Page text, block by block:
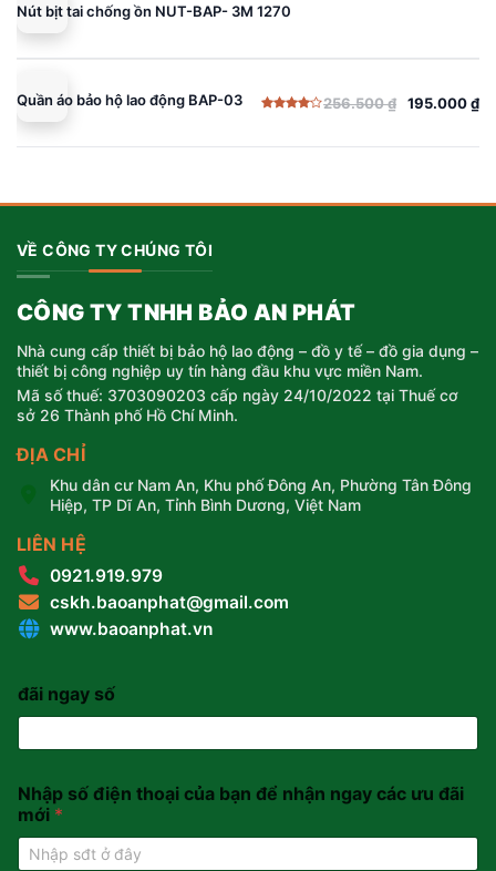
195.000 ₫.
Nút bịt tai chống ồn NUT-BAP- 3M 1270
Quần áo bảo hộ lao động BAP-03
hạng
256.500₫
Giá
là:
195.000₫
Giá
tại
VỀ CÔNG TY CHÚNG TÔI
CÔNG TY TNHH BẢO AN PHÁT
Nhà cung cấp thiết bị bảo hộ lao động – đồ y tế – đồ gia dụng –
thiết bị công nghiệp uy tín hàng đầu khu vực miền Nam.
Mã số thuế: 3703090203 cấp ngày 24/10/2022 tại Thuế cơ
sở 26 Thành phố Hồ Chí Minh.
ĐỊA CHỈ
Khu dân cư Nam An, Khu phố Đông An, Phường Tân Đông
Hiệp, TP Dĩ An, Tỉnh Bình Dương, Việt Nam
LIÊN HỆ
0921.919.979
cskh.baoanphat@gmail.com
www.baoanphat.vn
đãi ngay số
Nhập số điện thoại của bạn để nhận ngay các ưu đãi
mới *